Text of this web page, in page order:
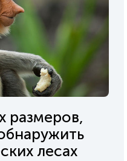
размеров,
лесах